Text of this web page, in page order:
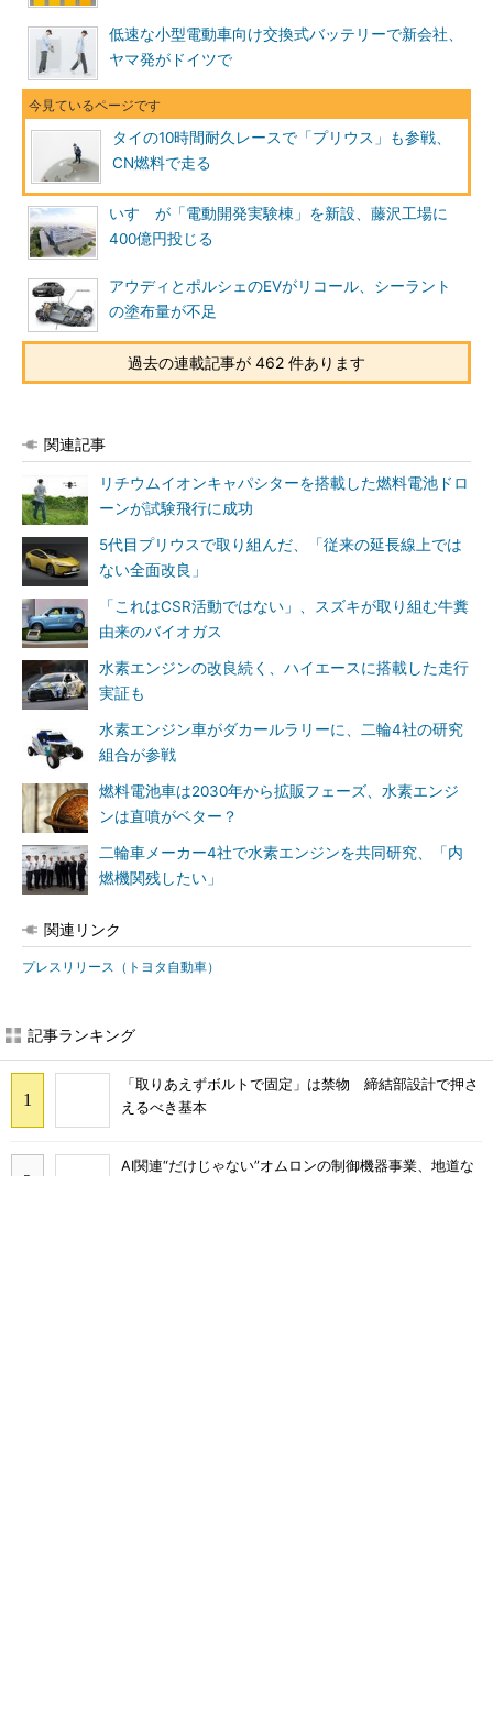
低速な小型電動車向け交換式バッテリーで新会社、
ヤマ発がドイツで
タイの10時間耐久レースで「プリウス」も参戦、
CN燃料で走る
いすゞが「電動開発実験棟」を新設、藤沢工場に
400億円投じる
アウディとポルシェのEVがリコール、シーラント
の塗布量が不足
過去の連載記事が 462 件あります
関連記事
リチウムイオンキャパシターを搭載した燃料電池ドロ
ーンが試験飛行に成功
5代目プリウスで取り組んだ、「従来の延長線上では
ない全面改良」
「これはCSR活動ではない」、スズキが取り組む牛糞
由来のバイオガス
水素エンジンの改良続く、ハイエースに搭載した走行
実証も
水素エンジン車がダカールラリーに、二輪4社の研究
組合が参戦
燃料電池車は2030年から拡販フェーズ、水素エンジ
ンは直噴がベター？
二輪車メーカー4社で水素エンジンを共同研究、「内
燃機関残したい」
関連リンク
プレスリリース（トヨタ自動車）
記事ランキング
「取りあえずボルトで固定」は禁物 締結部設計で押さ
えるべき基本
AI関連“だけじゃない”オムロンの制御機器事業、地道な